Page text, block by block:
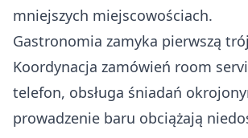
mniejszych miejscowościach.
Gastronomia zamyka pierwszą
Koordynacja zamówień room
telefon, obsługa śniadań
prowadzenie baru obciążają